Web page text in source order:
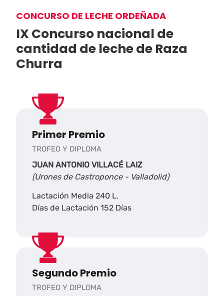
CONCURSO DE LECHE ORDEÑADA
IX Concurso nacional de
cantidad de leche de Raza
Churra
Primer Premio
TROFEO Y DIPLOMA
JUAN ANTONIO VILLACÉ LAIZ
(Urones de Castroponce - Valladolid)
Lactación Media 240 L.
Días de Lactación 152 Días
Segundo Premio
TROFEO Y DIPLOMA